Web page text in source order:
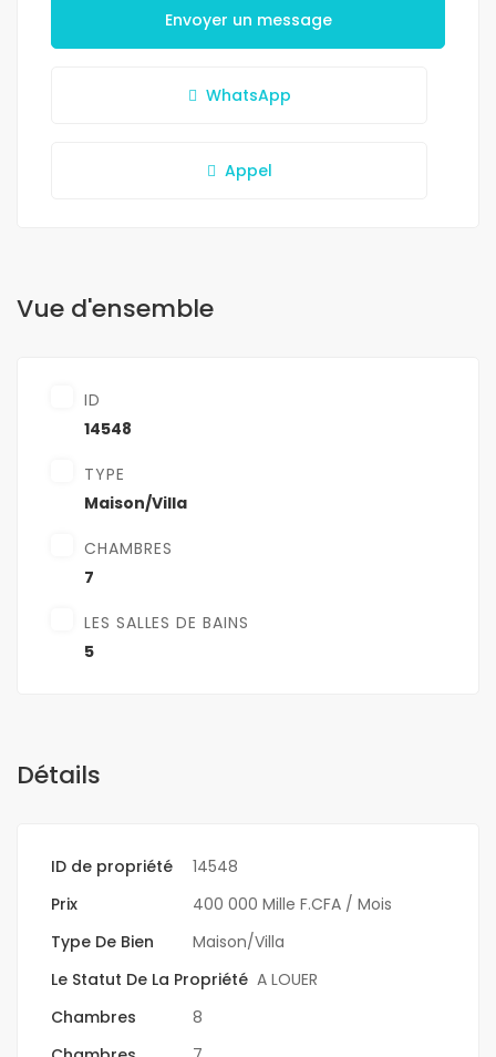
Envoyer un message
WhatsApp
Appel
Vue d'ensemble
ID
14548
TYPE
Maison/Villa
CHAMBRES
7
LES SALLES DE BAINS
5
Détails
ID de propriété
14548
Prix
400 000 Mille F.CFA / Mois
Type De Bien
Maison/Villa
Le Statut De La Propriété A LOUER
Chambres
8